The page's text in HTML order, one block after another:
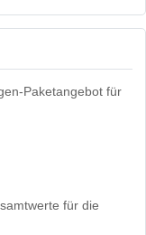
Paketangebot für
für die